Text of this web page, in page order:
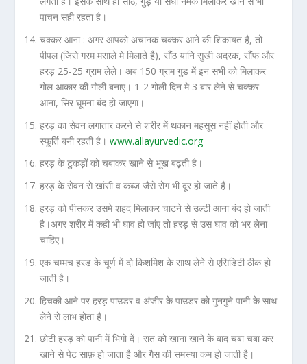
पाचन सही रहता है।
चक्कर आना : अगर आपको अचानक चक्कर आने की शिकायत है, तो
पीपल (जिसे गरम मसाले मे मिलाते है), सौंठ यानि सुखी अदरक, सौंफ और
हरड़ 25-25 ग्राम लेले। अब 150 ग्राम गुड में इन सभी को मिलाकर
गोल आकार की गोली बनाए। 1-2 गोली दिन मे 3 बार लेने से चक्कर
आना, सिर घूमना बंद हो जाएगा।
हरड़ का सेवन लगातार करने से शरीर में थकान महसूस नहीं होती और
स्फूर्ति बनी रहती है।www.allayurvedic.org
हरड़ के टुकड़ों को चबाकर खाने से भूख बढ़ती है।
हरड़ के सेवन से खांसी व कब्ज जैसे रोग भी दूर हो जाते हैं।
हरड़ को पीसकर उसमे शहद मिलाकर चाटने से उल्टी आना बंद हो जाती
है।अगर शरीर में कही भी घाव हो जांए तो हरड़ से उस घाव को भर लेना
चाहिए।
एक चम्मच हरड़ के चूर्ण में दो किशमिश के साथ लेने से एसिडिटी ठीक हो
जाती है।
हिचकी आने पर हरड़ पाउडर व अंजीर के पाउडर को गुनगुने पानी के साथ
लेने से लाभ होता है।
छोटी हरड़ को पानी में भिगो दें। रात को खाना खाने के बाद चबा चबा कर
खाने से पेट साफ़ हो जाता है और गैस की समस्या कम हो जाती है।